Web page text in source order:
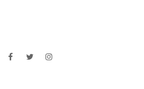
FacebookTwitter